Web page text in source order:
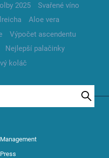
2025
Svařené víno
Aloe vera
Výpočet ascendentu
Nejlepší palačinky
koláč
Management
Press